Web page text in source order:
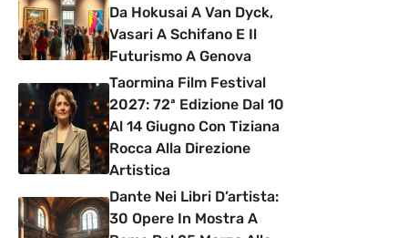
Da Hokusai A Van Dyck,
Vasari A Schifano E Il
Futurismo A Genova
Taormina Film Festival
2027: 72ª Edizione Dal 10
Al 14 Giugno Con Tiziana
Rocca Alla Direzione
Artistica
Dante Nei Libri D’artista:
30 Opere In Mostra A